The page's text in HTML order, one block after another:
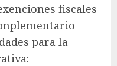
fiscales
para la